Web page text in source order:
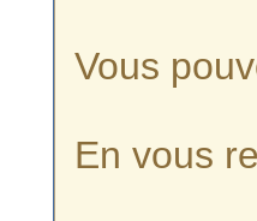
Vous
En vous